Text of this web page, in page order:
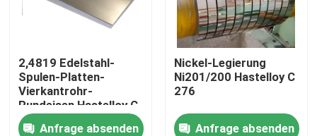
Fabrik-Ausflug
Qualitätskontrolle
Treten Sie mit uns in Verbindung
2,4819 Edelstahl-
Spulen-Platten-
Vierkantrohr-
Rundeisen Hastelloy C
276
Anfrage absenden
Nickel-Legierung
Ni201/200 Hastelloy C
276
Anfrage absenden